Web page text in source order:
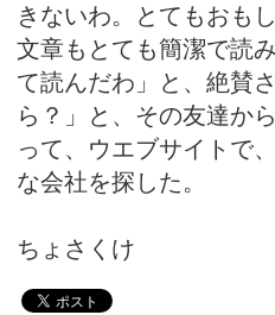
きないわ。とてもおも
文章もとても簡潔で読
て読んだわ」と、絶賛
ら？」と、その友達か
って、ウエブサイトで
な会社を探した。
ちょさくけ